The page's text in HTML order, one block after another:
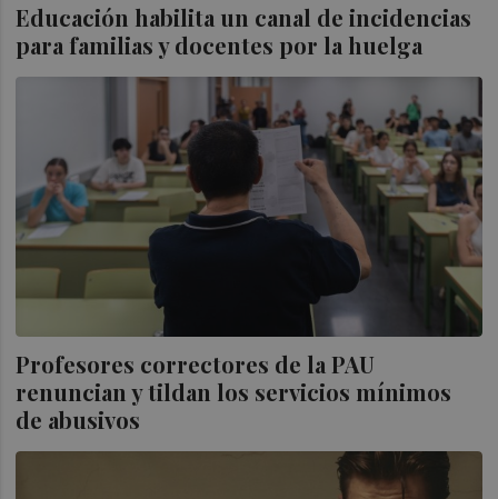
Educación habilita un canal de incidencias
para familias y docentes por la huelga
Profesores correctores de la PAU
renuncian y tildan los servicios mínimos
de abusivos